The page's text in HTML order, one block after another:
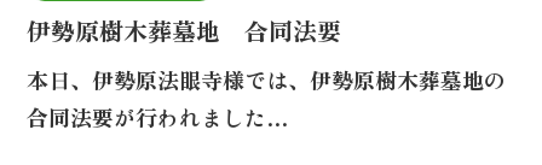
伊勢原樹木葬墓地 合同法要
本日、伊勢原法眼寺様では、伊勢原樹木葬墓地の
合同法要が行われました…